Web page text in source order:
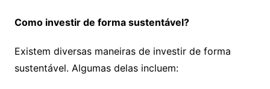
Como investir de forma sustentável?
Existem diversas maneiras de investir de forma
sustentável. Algumas delas incluem: